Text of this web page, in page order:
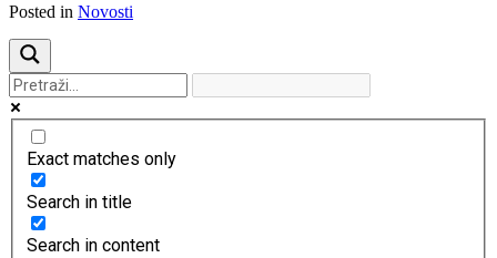
Posted in Novosti
Exact matches only
Search in title
Search in content